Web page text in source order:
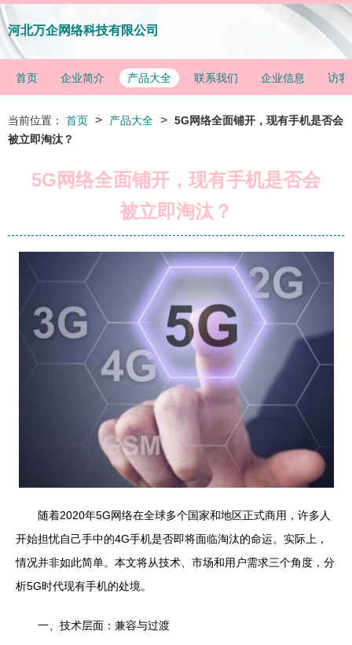
河北万企网络科技有限公司
首页 企业简介 产品大全 联系我们 企业信息 访客
当前位置： 首页 > 产品大全 > 5G网络全面铺开，现有手机是否会
被立即淘汰？
5G网络全面铺开，现有手机是否会
被立即淘汰？
随着2020年5G网络在全球多个国家和地区正式商用，许多人
开始担忧自己手中的4G手机是否即将面临淘汰的命运。实际上，
情况并非如此简单。本文将从技术、市场和用户需求三个角度，分
析5G时代现有手机的处境。
一、技术层面：兼容与过渡